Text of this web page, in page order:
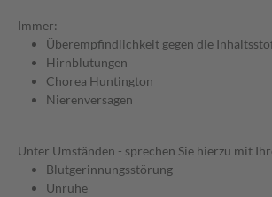
Immer:
Überempfindlichkeit gegen die
Hirnblutungen
Chorea Huntington
Nierenversagen
Unter Umständen - sprechen Sie hierzu mit
Blutgerinnungsstörung
Unruhe